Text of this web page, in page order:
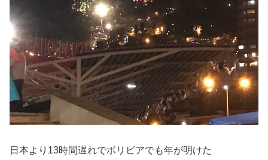
日本より13時間遅れでボリビアでも年が明けた